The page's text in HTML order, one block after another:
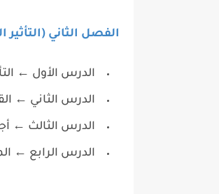
الفصل الثاني
الدرس الأول ←
الدرس الثاني ←
الدرس الثالث ←
الدرس الرابع ←